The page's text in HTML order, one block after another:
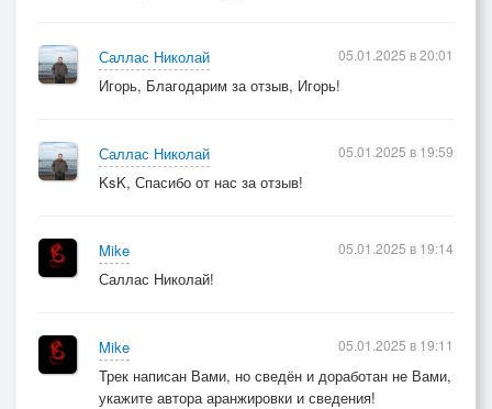
Саллас Николай
Игорь, Благодарим за отзыв, Игорь!
05.01.2025 в 20:01
Саллас Николай
KsK, Спасибо от нас за отзыв!
05.01.2025 в 19:59
Mike
Саллас Николай!
05.01.2025 в 19:14
Mike
Трек написан Вами, но сведён и доработан не Вами,
укажите автора аранжировки и сведения!
05.01.2025 в 19:11